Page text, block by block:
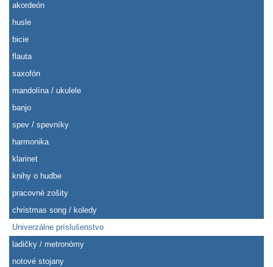
akordeón
husle
bicie
flauta
saxofón
mandolína / ukulele
banjo
spev / spevníky
harmonika
klarinet
knihy o hudbe
pracovné zošity
christmas song / koledy
Univerzálne príslušenstvo
ladičky / metronómy
notové stojany